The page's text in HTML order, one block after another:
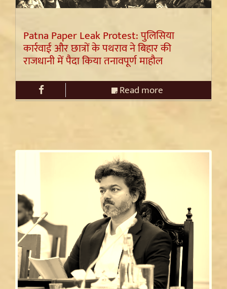
Patna Paper Leak Protest: पुलिसिया
कार्रवाई और छात्रों के पथराव ने बिहार की
राजधानी में पैदा किया तनावपूर्ण माहौल
Read more